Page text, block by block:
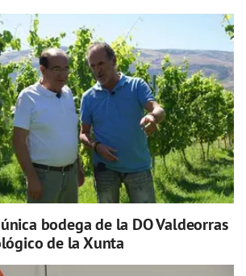
bodega de la DO Valdeorras
de la Xunta